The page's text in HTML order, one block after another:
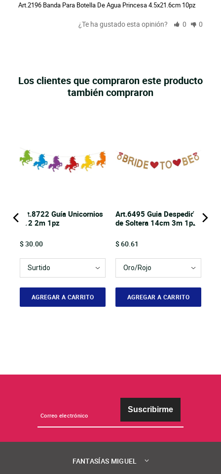
Art.2196 Banda Para Botella De Agua Princesa 4.5x21.6cm 10pz
¿Te ha gustado esta opinión? 0 0
Los clientes que compraron este producto
también compraron
Art.8722 Guía Unicornios
x12 2m 1pz
Price
$ 30.00
AGREGAR A CARRITO
Art.6495 Guia Despedida
de Soltera 14cm 3m 1pz
Price
$ 60.61
AGREGAR A CARRITO
Suscribirme
FANTASÍAS MIGUEL